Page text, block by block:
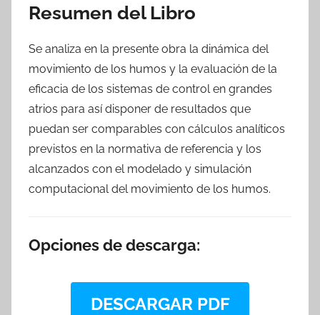
Resumen del Libro
Se analiza en la presente obra la dinámica del
movimiento de los humos y la evaluación de la
eficacia de los sistemas de control en grandes
atrios para así disponer de resultados que
puedan ser comparables con cálculos analíticos
previstos en la normativa de referencia y los
alcanzados con el modelado y simulación
computacional del movimiento de los humos.
Opciones de descarga:
DESCARGAR PDF